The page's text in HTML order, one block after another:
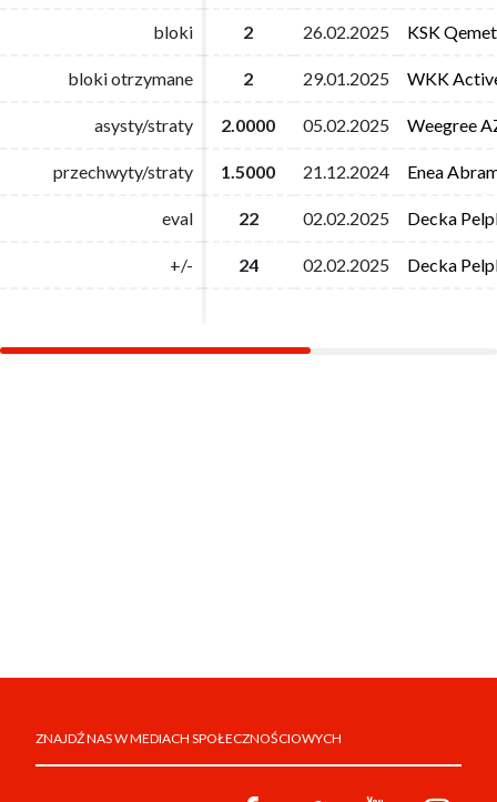
bloki 2 26.02.2025 KSK
bloki otrzymane 2 29.01.2025 WKK
asysty/straty 2.0000 05.02.2025 Weegree
przechwyty/straty 1.5000 21.12.2024 Enea
eval 22 02.02.2025 Decka
+/- 24 02.02.2025 Decka
bloki 2 26.02.2025 KSK
bloki otrzymane 2 29.01.2025 WKK
asysty/straty 2.0000 05.02.2025 Weegree
przechwyty/straty 1.5000 21.12.2024 Enea
eval 22 02.02.2025 Decka
+/- 24 02.02.2025 Decka
ZNAJDŹ NAS W MEDIACH SPOŁECZNOŚCIOWYCH